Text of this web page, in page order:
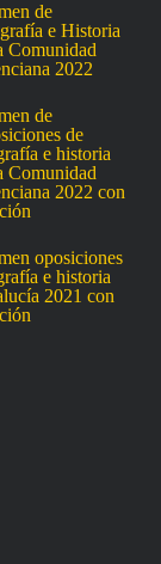
de
e Historia
Comunidad
2022
de
de
e historia
Comunidad
2022 con
oposiciones
e historia
2021 con